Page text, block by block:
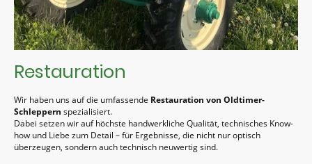
Restauration
Wir haben uns auf die umfassende Restauration von Oldtimer-
Schleppern spezialisiert.
Dabei setzen wir auf höchste handwerkliche Qualität, technisches Know-
how und Liebe zum Detail – für Ergebnisse, die nicht nur optisch
überzeugen, sondern auch technisch neuwertig sind.